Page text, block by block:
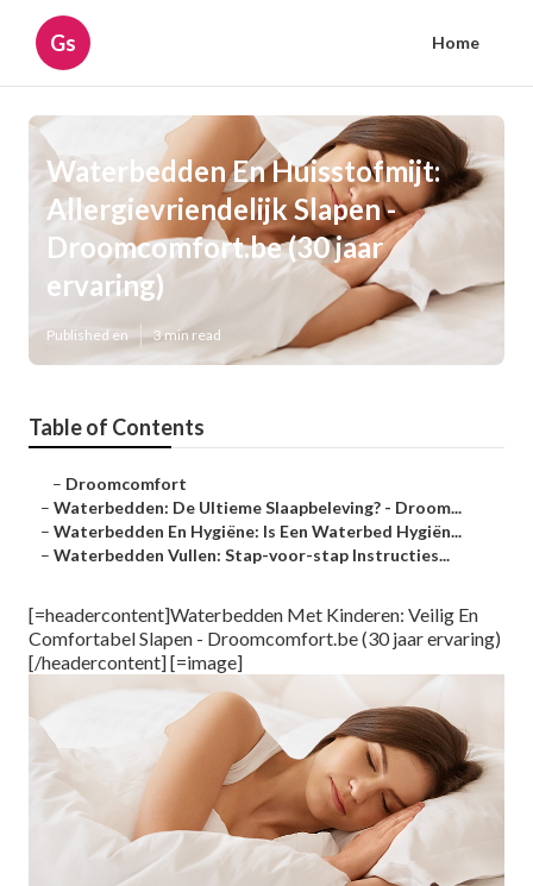
Gs Home
Waterbedden En Huisstofmijt:
Allergievriendelijk Slapen -
Droomcomfort.be (30 jaar
ervaring)
Published en 3 min read
Table of Contents
– Droomcomfort
– Waterbedden: De Ultieme Slaapbeleving? - Droom...
– Waterbedden En Hygiëne: Is Een Waterbed Hygiën...
– Waterbedden Vullen: Stap-voor-stap Instructies...
[=headercontent]Waterbedden Met Kinderen: Veilig En
Comfortabel Slapen - Droomcomfort.be (30 jaar ervaring)
[/headercontent] [=image]